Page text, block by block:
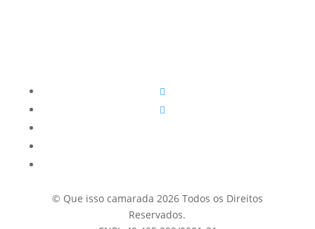
© Que isso camarada 2026 Todos os Direitos
Reservados.